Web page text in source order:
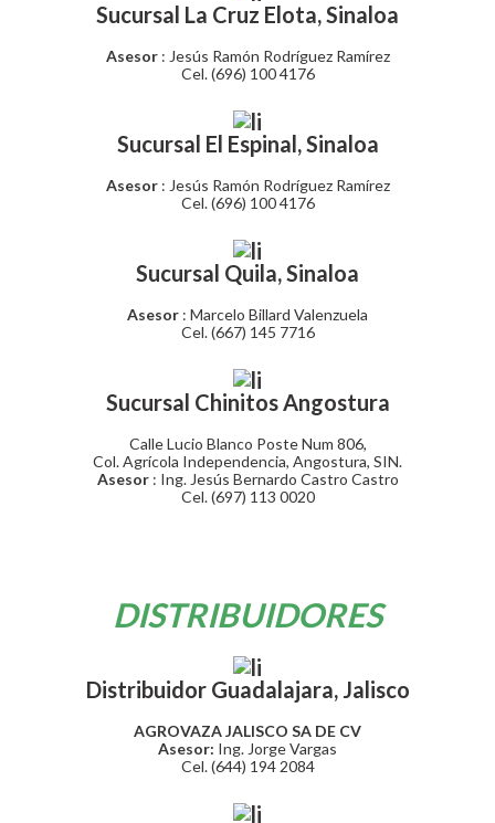
Sucursal La Cruz Elota, Sinaloa
Asesor: Jesús Ramón Rodríguez Ramírez
Cel. (696) 100 4176
Sucursal El Espinal, Sinaloa
Asesor: Jesús Ramón Rodríguez Ramírez
Cel. (696) 100 4176
Sucursal Quila, Sinaloa
Asesor : Marcelo Billard Valenzuela
Cel. (667) 145 7716
Sucursal Chinitos Angostura
Calle Lucio Blanco Poste Num 806,
Col. Agrícola Independencia, Angostura, SIN.
Asesor : Ing. Jesús Bernardo Castro Castro
Cel. (697) 113 0020
DISTRIBUIDORES
Distribuidor Guadalajara, Jalisco
AGROVAZA JALISCO SA DE CV
Asesor: Ing. Jorge Vargas
Cel. (644) 194 2084